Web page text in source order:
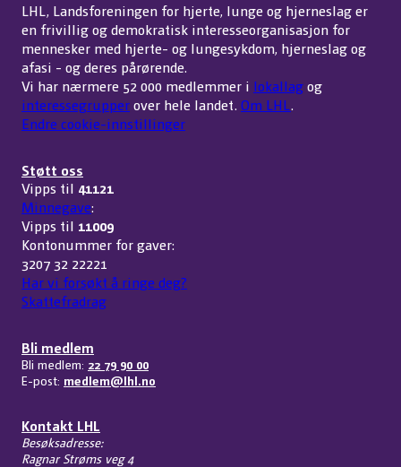
LHL, Landsforeningen for hjerte, lunge og hjerneslag er
en frivillig og demokratisk interesseorganisasjon for
mennesker med hjerte- og lungesykdom, hjerneslag og
afasi - og deres pårørende.
Vi har nærmere 52 000 medlemmer i lokallagog
interessegrupperover hele landet. Om LHL.
Endre cookie-innstillinger
Støtt oss
Vipps til 41121
Minnegave:
Vipps til 11009
Kontonummer for gaver:
3207 32 22221
Har vi forsøkt å ringe deg?
Skattefradrag
Bli medlem
Bli medlem: 22 79 90 00
E-post: medlem@lhl.no
Kontakt LHL
Besøksadresse:
Ragnar Strøms veg 4